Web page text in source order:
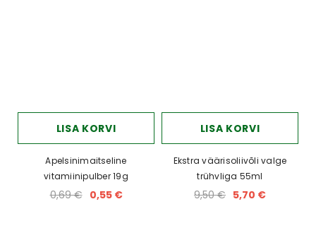
LISA KORVI
Apelsinimaitseline
vitamiinipulber 19g
0,69 € 0,55 €
LISA KORVI
Ekstra väärisoliivõli valge
trühvliga 55ml
9,50 € 5,70 €